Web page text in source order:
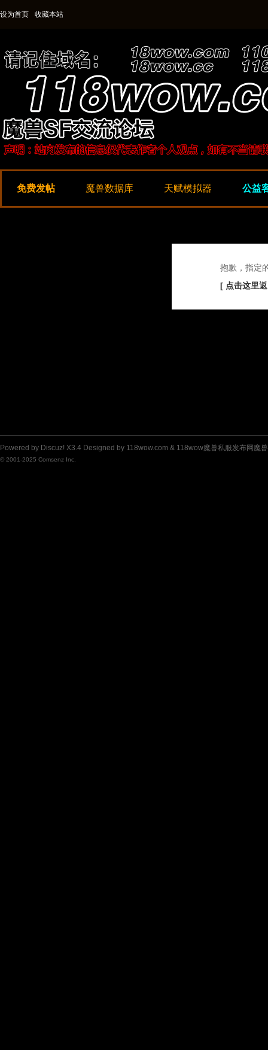
设为首页 收藏本站
免费发帖 魔兽数据库 天赋模拟器 公益
抱歉，指定
[ 点击这里
Powered by Discuz! X3.4 Designed by 118wow.com & 118wow魔兽私服发布网魔
© 2001-2025 Comsenz Inc.